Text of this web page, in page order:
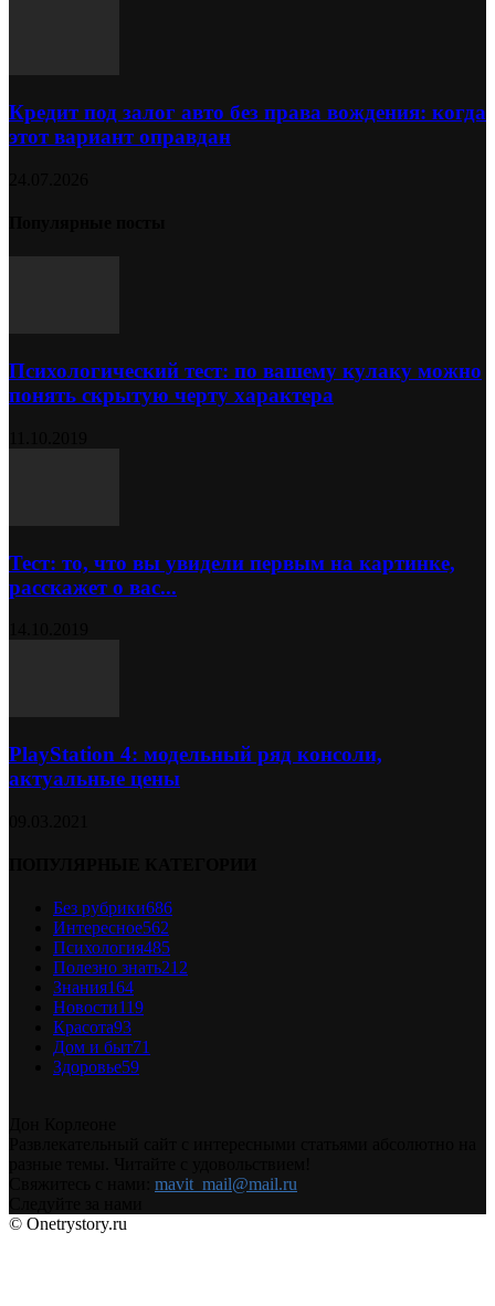
Кредит под залог авто без права вождения: когда
этот вариант оправдан
Психологический тест: по вашему кулаку можно
понять скрытую черту характера
Тест: то, что вы увидели первым на картинке,
расскажет о вас...
PlayStation 4: модельный ряд консоли,
актуальные цены
Без рубрики686
Интересное562
Психология485
Полезно знать212
Знания164
Новости119
Красота93
Дом и быт71
Здоровье59
mavit_mail@mail.ru
© Onetrystory.ru